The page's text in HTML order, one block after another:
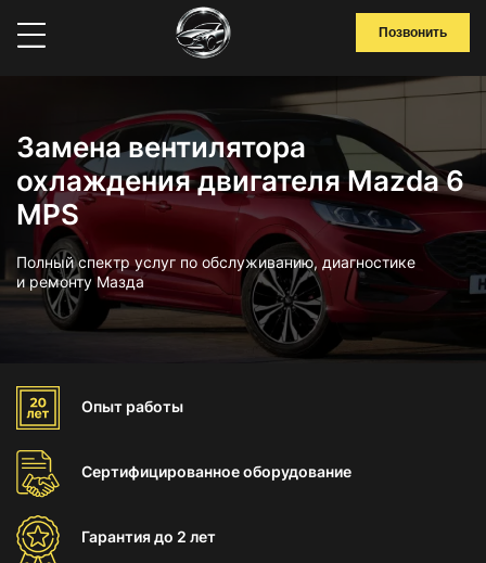
Позвонить
Замена вентилятора
охлаждения двигателя Mazda 6
MPS
Полный спектр услуг по обслуживанию, диагностике
и ремонту Мазда
Опыт работы
Сертифицированноеоборудование
Гарантиядо 2 лет